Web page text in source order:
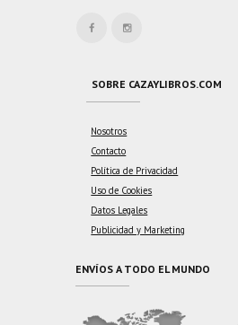
SOBRE CAZAYLIBROS.COM
Nosotros
Contacto
Política de Privacidad
Uso de Cookies
Datos Legales
Publicidad y Marketing
ENVÍOS A TODO EL MUNDO